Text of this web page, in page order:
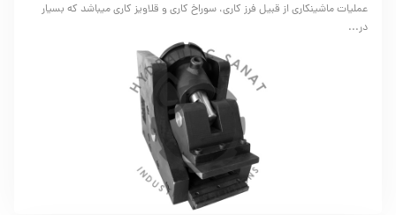
عملیات ماشینکاری از قبیل فرز کاری، سوراخ کاری و قلاویز کاری میباشد که بسیار
در...